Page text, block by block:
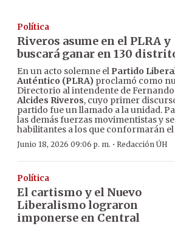
Política
Riveros asume en el PLRA y
buscará ganar en 130
En un acto solemne el Partido
Auténtico (PLRA) proclamó como
Directorio al intendente de Fernando
Alcides Riveros, cuyo primer
partido fue un llamado a la unidad.
las demás fuerzas movimentistas y
habilitantes a los que conformarán
Junio 18, 2026 09:06 p. m. · Redacción ÚH
Política
El cartismo y el Nuevo
Liberalismo lograron
imponerse en Central